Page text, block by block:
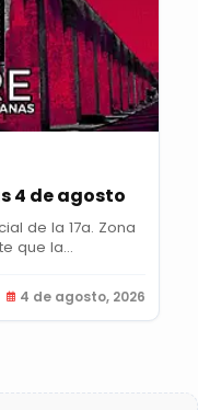
4 de agosto
de la 17a. Zona
que la...
4 de agosto, 2026